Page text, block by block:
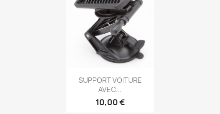
Aperçu rapide
SUPPORT VOITURE
AVEC...
10,00 €